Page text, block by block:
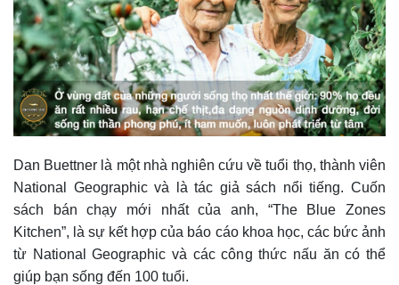
Dan Buettner là một nhà nghiên cứu về tuổi thọ, thành viên
National Geographic và là tác giả sách nổi tiếng. Cuốn
sách bán chạy mới nhất của anh, “The Blue Zones
Kitchen”, là sự kết hợp của báo cáo khoa học, các bức ảnh
từ National Geographic và các công thức nấu ăn có thể
giúp bạn sống đến 100 tuổi.